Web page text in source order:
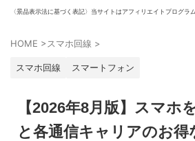
〈景品表示法に基づく表記〉当サイトはアフィリエイトプログラ
HOME >スマホ回線 >
スマホ回線 スマートフォン
【2026年8月版】スマホ
と各通信キャリアのお得